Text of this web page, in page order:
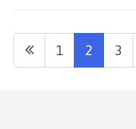
1 2 3